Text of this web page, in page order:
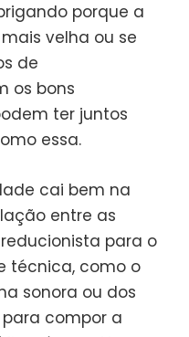
porque a
velha ou se
de
os bons
ter juntos
essa.
cai bem na
entre as
para o
técnica, como o
sonora ou dos
compor a